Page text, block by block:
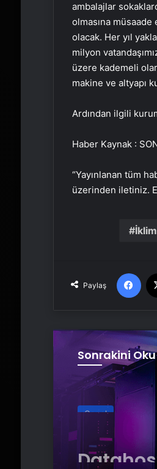
ambalajlar
olmasına
olacak. Her yıl
milyon
üzere kademeli
makine ve altyapı
Ardından ilgili
Haber Kaynak :
“Yayınlanan tüm
üzerinden iletiniz.
Paylaş
Sonrakini Oku
Genel
Sunucu